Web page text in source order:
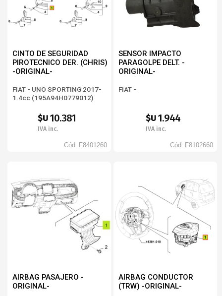
CINTO DE SEGURIDAD
PIROTECNICO DER. (CHRIS)
-ORIGINAL-
FIAT - UNO SPORTING 2017-
1.4cc (195A94H0779012)
$U10.381
IVA inc.
Cód. F8401260
SENSOR IMPACTO
PARAGOLPE DELT. -
ORIGINAL-
FIAT -
$U 1.944
IVA inc.
Cód. F8102660
AIRBAG PASAJERO -
ORIGINAL-
AIRBAG CONDUCTOR
(TRW) -ORIGINAL-